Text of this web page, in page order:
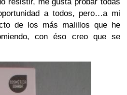
a todos, pero…a mi
de los más malillos que he
con éso creo que se